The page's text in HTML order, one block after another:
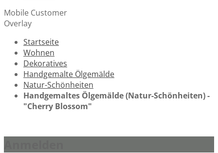
Mobile Customer
Overlay
Startseite
Wohnen
Dekoratives
Handgemalte Ölgemälde
Natur-Schönheiten
Handgemaltes Ölgemälde (Natur-Schönheiten) -
"Cherry Blossom"